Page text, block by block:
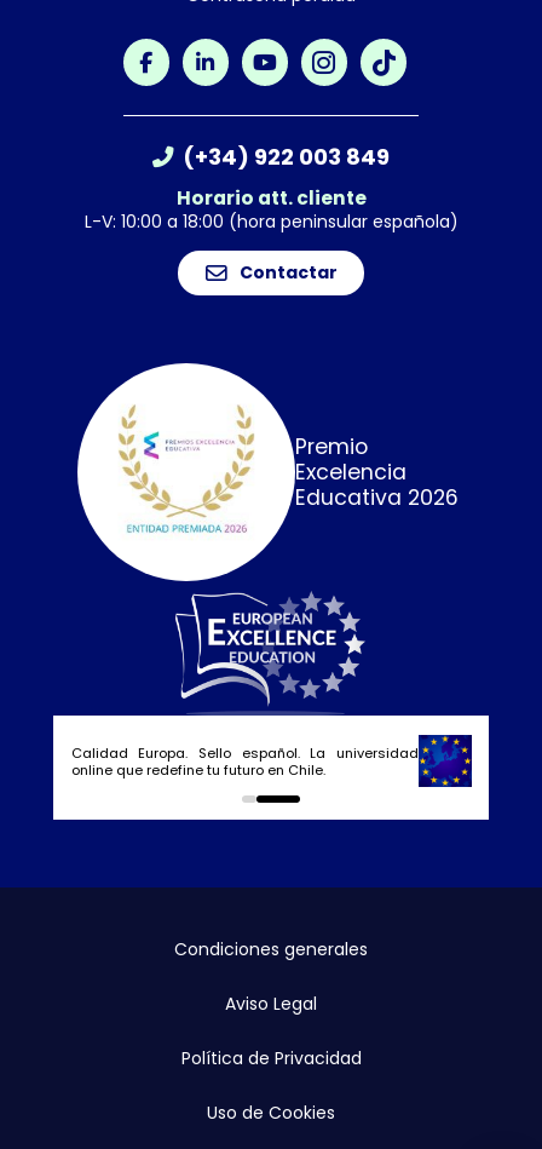
(+34) 922 003 849
Horario att. cliente
L-V: 10:00 a 18:00 (hora peninsular española)
Contactar
Premio
Excelencia
Educativa 2026
Calidad Europa. Sello español. La universidad
online que redefine tu futuro en Chile.
0 1
Condiciones generales
Aviso Legal
Política de Privacidad
Uso de Cookies